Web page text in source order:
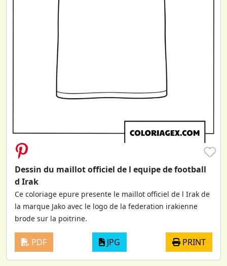
♥
Dessin du maillot officiel de l equipe de football
d Irak
Ce coloriage epure presente le maillot officiel de l Irak de
la marque Jako avec le logo de la federation irakienne
brode sur la poitrine.
PDF JPG PRINT